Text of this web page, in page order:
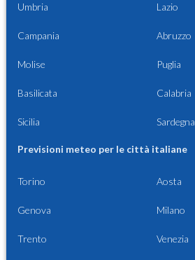
Umbria Lazio
Campania Abruzzo
Molise Puglia
Basilicata Calabria
Sicilia Sardegna
Previsioni meteo per le città italiane
Torino Aosta
Genova Milano
Trento Venezia